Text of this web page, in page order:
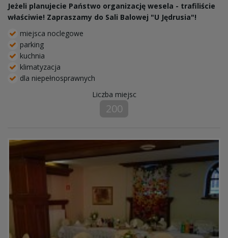
Jeżeli planujecie Państwo organizację wesela - trafiliście
właściwie! Zapraszamy do Sali Balowej "U Jędrusia"!
miejsca noclegowe
parking
kuchnia
klimatyzacja
dla niepełnosprawnych
Liczba miejsc
200